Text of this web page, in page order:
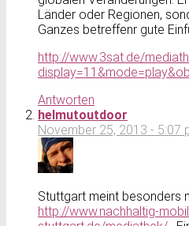
Länder oder Regionen,
Ganzes betreffenr gute
http://www.3sat.de/
Antworten
helmutoutdoor
November 25, 2013 - 5:07
Stuttgart meint besonders
http://www.nachhaltig-